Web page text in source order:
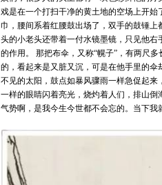
戏是在一个打扫干净的黄土地的空场上开
巾，腰间系着红腰鼓出场了，双手的鼓锤
头的小老头还带着一付水镜墨镜，只见他
的作用。 那把布伞，又称“幌子”，有两尺
的，看起来是又脏又沉，可是在他手里的
不见的太阳，鼓点如暴风骤雨一样急促起
一样的眼睛闪着亮光，烧灼着人们，排山
气势啊，是我今生今世都不会忘的。当下我